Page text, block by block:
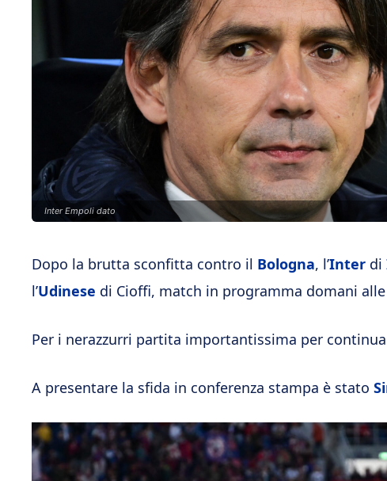
Inter Empoli dato
Dopo la brutta sconfitta contro il Bologna, l’Inter di
l’Udinese di Cioffi, match in programma domani alle
Per i nerazzurri partita importantissima per
A presentare la sfida in conferenza stampa è stato